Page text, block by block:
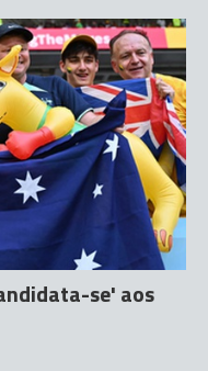
se' aos